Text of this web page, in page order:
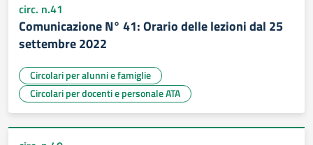
circ. n.41
Comunicazione N° 41: Orario delle lezioni dal 25
settembre 2022
Circolari per alunni e famiglie
Circolari per docenti e personale ATA